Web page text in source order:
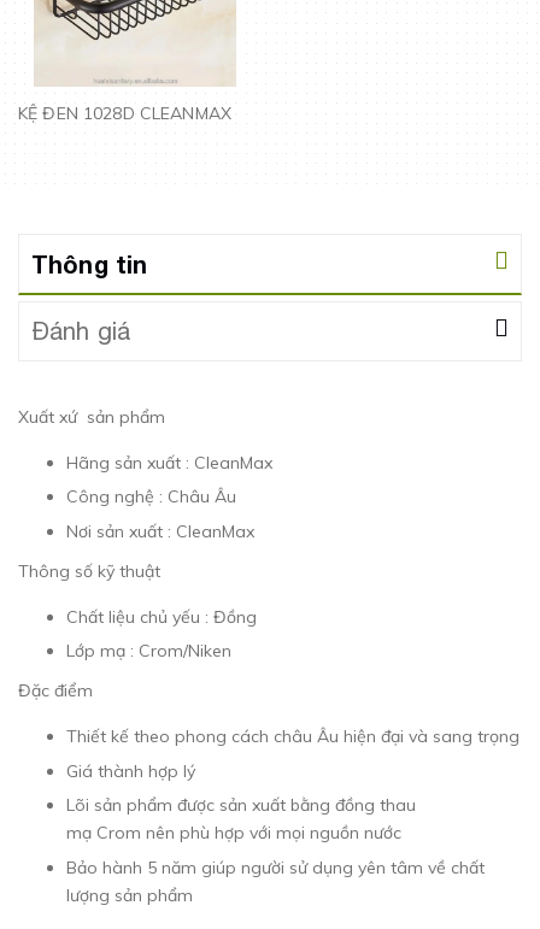
KỆ ĐEN 1028D CLEANMAX
Thông tin
Đánh giá
Xuất xứ sản phẩm
Hãng sản xuất : CleanMax
Công nghệ : Châu Âu
Nơi sản xuất : CleanMax
Thông số kỹ thuật
Chất liệu chủ yếu : Đồng
Lớp mạ : Crom/Niken
Đặc điểm
Thiết kế theo phong cách châu Âu hiện đại và sang trọng
Giá thành hợp lý
Lõi sản phẩm được sản xuất bằng đồng thau
mạ Crom nên phù hợp với mọi nguồn nước
Bảo hành 5 năm giúp người sử dụng yên tâm về chất
lượng sản phẩm